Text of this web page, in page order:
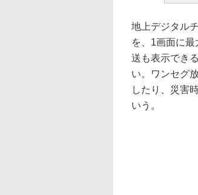
地上デジタル
を、1画面に
送も表示でき
い。ワンセグ
したり、災害
いう。